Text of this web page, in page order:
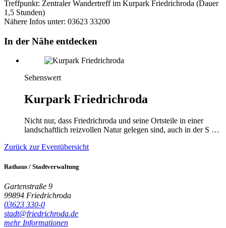
Treffpunkt: Zentraler Wandertreff im Kurpark Friedrichroda (Dauer
1,5 Stunden)
Nähere Infos unter: 03623 33200
In der Nähe entdecken
Sehenswert
Kurpark Friedrichroda
Nicht nur, dass Friedrichroda und seine Ortsteile in einer
landschaftlich reizvollen Natur gelegen sind, auch in der S …
Zurück zur Eventübersicht
Rathaus / Stadtverwaltung
Gartenstraße 9
99894 Friedrichroda
03623 330-0
stadt@friedrichroda.de
mehr Informationen